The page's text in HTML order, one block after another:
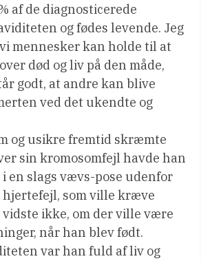
af de diagnosticerede
og fødes levende. Jeg
mennesker kan holde til at
død og liv på den måde,
godt, at andre kan blive
ved det ukendte og
og usikre fremtid skræmte
sin kromosomfejl havde han
en slags vævs-pose udenfor
hjertefejl, som ville kræve
vidste ikke, om der ville være
når han blev født.
var han fuld af liv og